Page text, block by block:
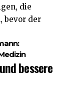
die
bevor der
bessere